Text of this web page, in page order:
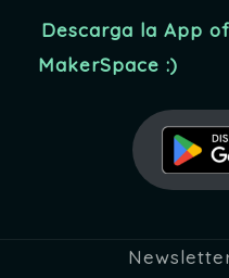
Descarga la App
MakerSpace :)